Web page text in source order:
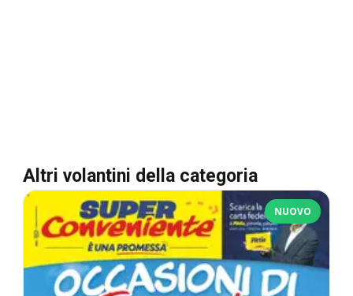
Altri volantini della categoria
NUOVO